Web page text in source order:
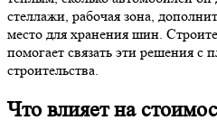
стеллажи, рабочая зона,
место для хранения шин.
помогает связать эти решения с
строительства.
Что влияет на